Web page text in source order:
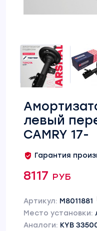
левый
CAMRY 17-
Гарантия
8117 руб
Артикул: M8011881
Место установки:
Аналоги: KYB